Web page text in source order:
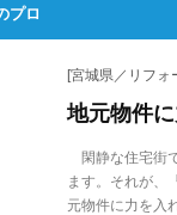
プロ
[宮城県／リフォ
地元物件
閑静な住宅街
ます。それが、
元物件に力を入